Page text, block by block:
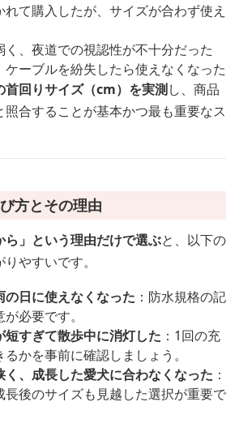
て購入したが、サイズが合わず使え
、夜道での視認性が不十分だった
ーブルを紛失したら使えなくなった
首回りサイズ（cm）を実測し、商品
合することが基本かつ最も重要なス
方とその理由
ら」という理由だけで選ぶと、以下の
やすいです。
の日に使えなくなった ：防水規格の記
必要です。
すぎて散歩中に消灯した ：1回の充
かを事前に確認しましょう。
、成長した愛犬に合わなくなった ：
長後のサイズも見越した選択が重要で